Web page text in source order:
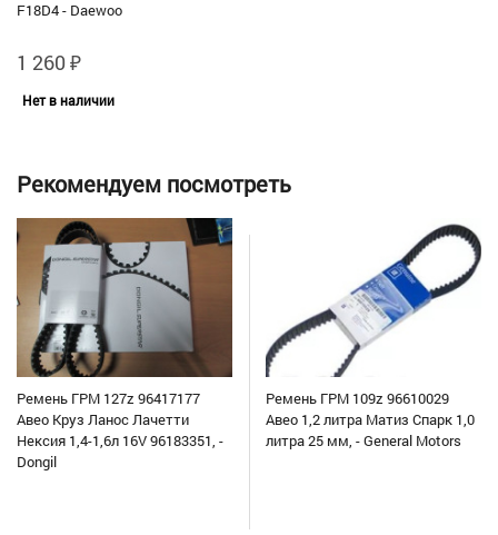
F18D4 - Daewoo
1 260₽
Нет в наличии
Рекомендуем посмотреть
Ремень ГРМ 127z 96417177
Авео Круз Ланос Лачетти
Нексия 1,4-1,6л 16V 96183351, -
Dongil
Ремень ГРМ 109z 96610029
Авео 1,2 литра Матиз Спарк 1,0
литра 25 мм, - General Motors